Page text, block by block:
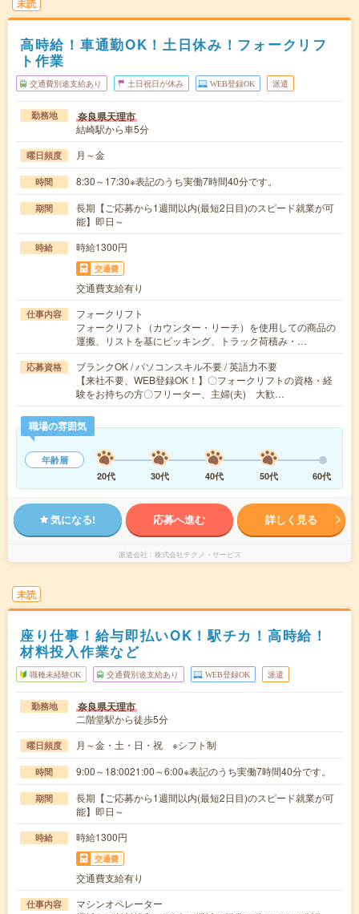
未読
高時給！車通勤OK！土日休み！フォークリフ
ト作業
交通費別途支給あり 土日祝日が休み WEB登録OK 派遣
勤務地 奈良県天理市
結崎駅から車5分
曜日頻度 月～金
時間 8:30～17:30※表記のうち実働7時間40分です。
期間
長期【ご応募から1週間以内(最短2日目)のスピード就業が可
能】即日～
時給 時給1300円
交通費
交通費支給有り
仕事内容
フォークリフト
フォークリフト（カウンター・リーチ）を使用しての商品の
運搬、リストを基にピッキング、トラック荷積み・…
応募資格
ブランクOK / パソコンスキル不要 / 英語力不要
【来社不要、WEB登録OK！】〇フォークリフトの資格・経
験をお持ちの方〇フリーター、主婦(夫) 大歓…
職場の雰囲気
年齢層
20代
30代 40代 50代 60代
気になる! 応募へ進む 詳しく見る
派遣会社 株式会社テクノ・サービス
未読
座り仕事！給与即払いOK！駅チカ！高時給！
材料投入作業など
職種未経験OK 交通費別途支給あり WEB登録OK 派遣
勤務地 奈良県天理市
二階堂駅から徒歩5分
曜日頻度 月～金・土・日・祝 ※シフト制
時間 9:00～18:0021:00～6:00※表記のうち実働7時間40分です。
期間
長期【ご応募から1週間以内(最短2日目)のスピード就業が可
能】即日～
時給 時給1300円
交通費
交通費支給有り
仕事内容
マシンオペレーター